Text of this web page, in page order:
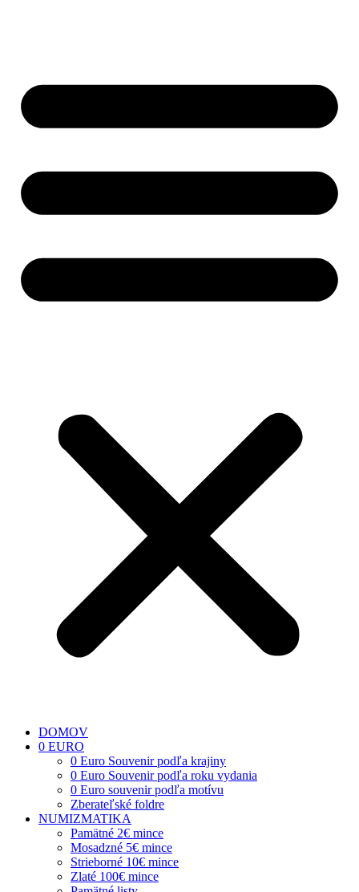
DOMOV
0 EURO
0 Euro Souvenir podľa krajiny
0 Euro Souvenir podľa roku vydania
0 Euro souvenir podľa motívu
Zberateľské foldre
NUMIZMATIKA
Pamätné 2€ mince
Mosadzné 5€ mince
Strieborné 10€ mince
Zlaté 100€ mince